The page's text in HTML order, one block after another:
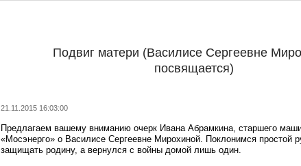
Подвиг матери (Василисе Сергеевне
посвящается)
21.11.2015 16:03:00
Предлагаем вашему вниманию очерк Ивана Абрамкина, старшего
«Мосэнерго» о Василисе Сергеевне Мирохиной. Поклонимся простой
защищать родину, а вернулся с войны домой лишь один.